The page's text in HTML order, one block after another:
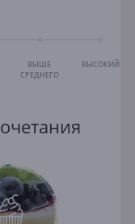
ВЫШЕ
СРЕДНЕГО
ВЫСОКИЙ